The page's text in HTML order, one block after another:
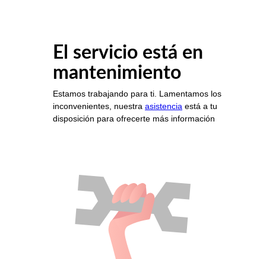
El servicio está en
mantenimiento
Estamos trabajando para ti. Lamentamos los
inconvenientes, nuestra asistencia está a tu
disposición para ofrecerte más información